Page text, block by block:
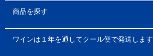
商品を探す
ワインは１年を通してクール便で発送します